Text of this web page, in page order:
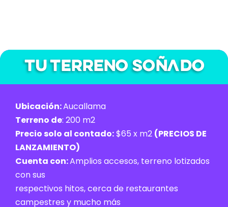
Tu terreno soñado
Ubicación:Aucallama
Terreno de: 200 m2
Precio solo al contado:$65 x m2 (PRECIOS DE
LANZAMIENTO)
Cuenta con:Amplios accesos, terreno lotizados
con sus
respectivos hitos, cerca de restaurantes
campestres y mucho más